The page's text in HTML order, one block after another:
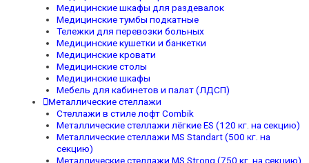
Медицинские шкафы для раздевалок
Медицинские тумбы подкатные
Тележки для перевозки больных
Медицинские кушетки и банкетки
Медицинские кровати
Медицинские столы
Медицинские шкафы
Мебель для кабинетов и палат (ЛДСП)
Металлические стеллажи
Стеллажи в стиле лофт Combik
Металлические стеллажи лёгкие ES (120 кг. на секцию)
Металлические стеллажи MS Standart (500 кг. на
секцию)
Металлические стеллажи MS Strong (750 кг. на секцию)